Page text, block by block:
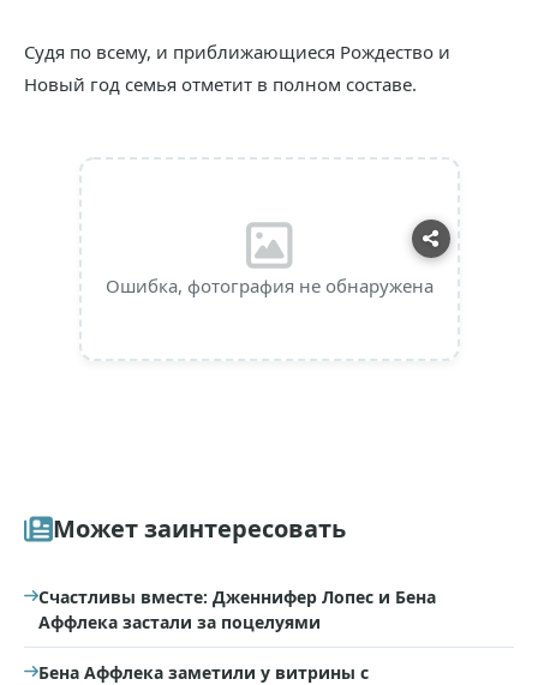
Судя по всему, и приближающиеся Рождество и
Новый год семья отметит в полном составе.
Ошибка, фотография не обнаружена
Может заинтересовать
Счастливы вместе: Дженнифер Лопес и Бена
Аффлека застали за поцелуями
Бена Аффлека заметили у витрины с